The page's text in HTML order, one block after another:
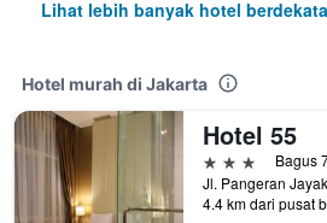
Lihat lebih banyak hotel
Hotel murah di Jakarta
Hotel 55
3 bintangBagus
4.4 km dari pusat